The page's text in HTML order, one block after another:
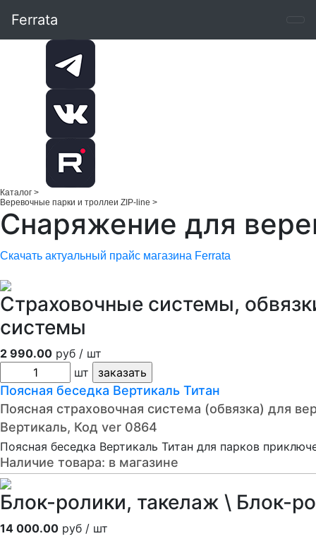
Ferrata
Каталог >
Веревочные парки и троллеи ZIP-line >
Снаряжение для
Скачать актуальный прайс магазина Ferrata
Страховочные системы,
системы
2 990.00 руб / шт
шт
Поясная беседка Вертикаль Титан
Поясная страховочная система (обвязка) для
Вертикаль, Код ver 0864
Поясная беседка Вертикаль Титан для парков
Наличие товара: в магазине
Блок-ролики, такелаж \ Блок-
14 000.00 руб / шт